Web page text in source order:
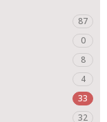
87
0
8
4
33
32